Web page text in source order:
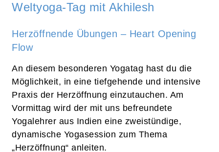
Weltyoga-Tag mit Akhilesh
Herzöffnende Übungen – Heart Opening
Flow
An diesem besonderen Yogatag hast du die
Möglichkeit, in eine tiefgehende und intensive
Praxis der Herzöffnung einzutauchen. Am
Vormittag wird der mit uns befreundete
Yogalehrer aus Indien eine zweistündige,
dynamische Yogasession zum Thema
„Herzöffnung“ anleiten.